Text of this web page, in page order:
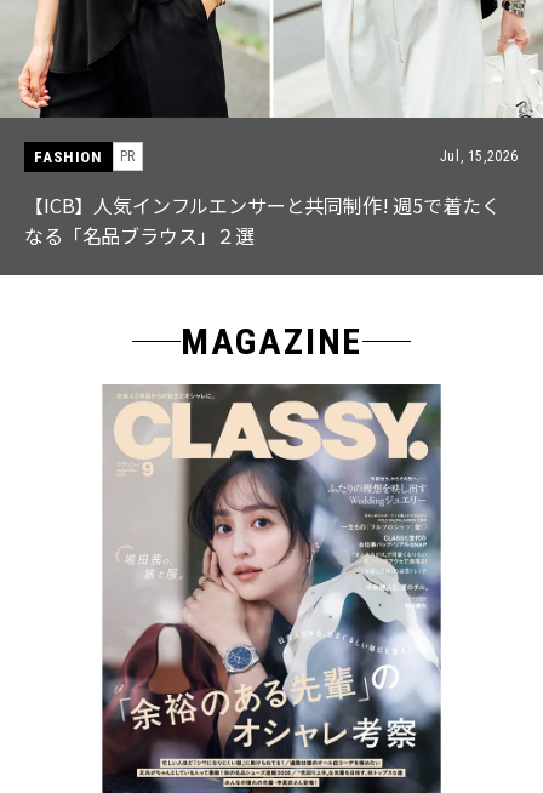
FASHION PR Jul, 15,2026
【ICB】人気インフルエンサーと共同制作! 週5で着たく
なる「名品ブラウス」２選
MAGAZINE